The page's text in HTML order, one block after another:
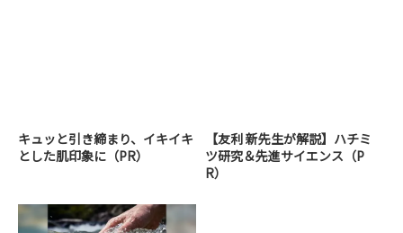
キュッと引き締まり、イキイキ
とした肌印象に（PR）
【友利 新先生が解説】ハチミ
ツ研究＆先進サイエンス（P
R）